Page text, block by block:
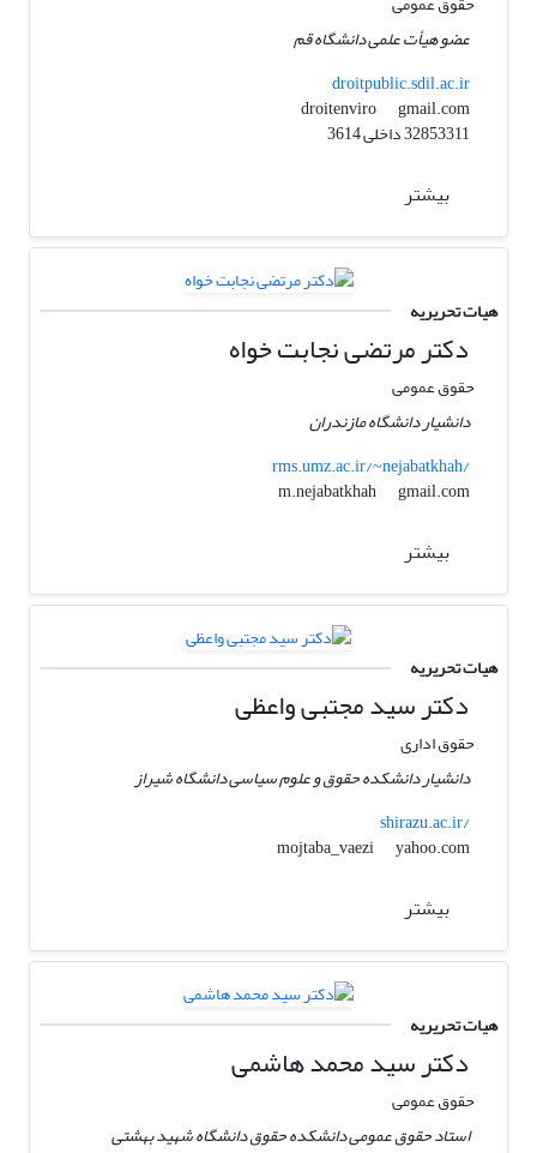
عضو هیأت علمی دانشگاه قم
droitpublic.sdil.ac.ir
droitenviro
gmail.com
بیشتر
هیات تحریریه
دکتر مرتضی نجابت خواه
حقوق عمومی
دانشیار دانشگاه مازندران
rms.umz.ac.ir/~nejabatkhah/
m.nejabatkhah
gmail.com
بیشتر
هیات تحریریه
دکتر سید مجتبی واعظی
حقوق اداری
دانشیار دانشکده حقوق و علوم سیاسی دانشگاه شیراز
shirazu.ac.ir/
mojtaba_vaezi
yahoo.com
بیشتر
هیات تحریریه
دکتر سید محمد هاشمی
حقوق عمومی
استاد حقوق عمومی دانشکده حقوق دانشگاه شهید بهشتی